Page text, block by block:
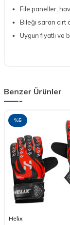
File paneller,
Bileği saran cırt
Uygun fiyatlı ve
Benzer Ürünler
%5
Helix